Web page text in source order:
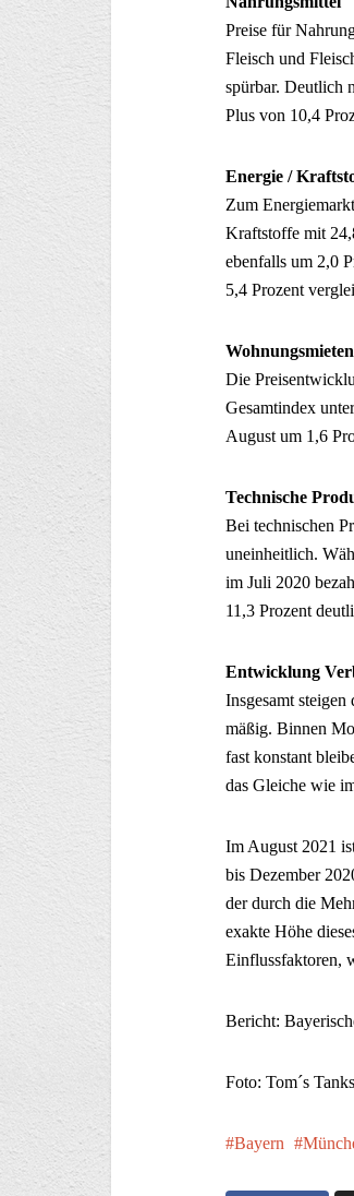
Preise für
Fleisch und
spürbar. Deutlich
Plus von 10,4
Energie /
Zum
Kraftstoffe mit
ebenfalls um 2,0
5,4 Prozent
Wohnungsmieten
Die
Gesamtindex
August um 1,6
Technische
Bei technischen
uneinheitlich.
im Juli 2020
11,3 Prozent
Entwicklung
Insgesamt
mäßig. Binnen
fast konstant
das Gleiche wie
Im August 2021
bis Dezember
der durch die
exakte Höhe
Einflussfaktoren,
Bericht:
Foto: Tom´s
Bayern